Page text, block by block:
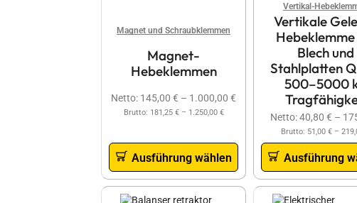
Magnet und Schraubklemmen
Magnet-
Hebeklemmen
Netto: 145,00 € – 1.000,00 €
Brutto: 181,25 €– 1.250,00 €
Ausführung wählen
Vertikal-
Vertikale
Blech und
Stahlplatten
500–5000
Netto:40,80 € –
Brutto: 51,00 € –
Ausführung